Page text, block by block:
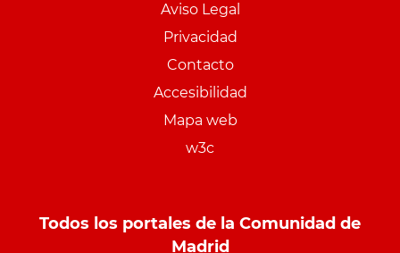
Aviso Legal
Privacidad
Contacto
Accesibilidad
Mapa web
w3c
Todos los portales de la Comunidad de
Madrid